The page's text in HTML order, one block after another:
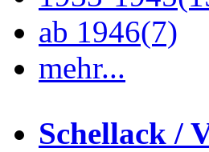
ab 1946(7)
mehr...
Schellack /